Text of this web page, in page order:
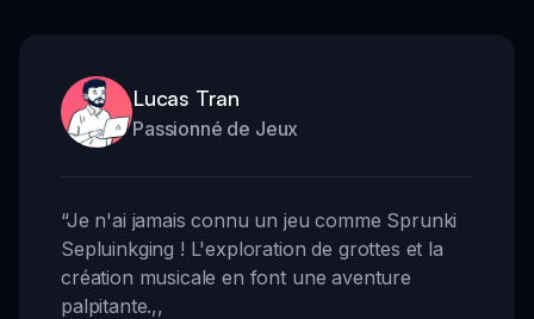
Lucas Tran
Passionné de Jeux
“Je n'ai jamais connu un jeu comme Sprunki
Sepluinkging ! L'exploration de grottes et la
création musicale en font une aventure
palpitante.,,